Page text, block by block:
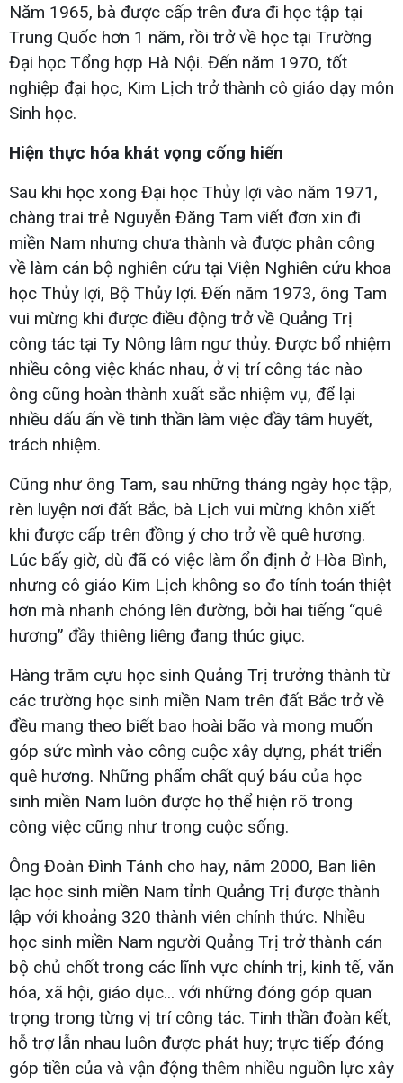
Năm 1965, bà được cấp trên đưa đi học tập tại
Trung Quốc hơn 1 năm, rồi trở về học tại Trường
Đại học Tổng hợp Hà Nội. Đến năm 1970, tốt
nghiệp đại học, Kim Lịch trở thành cô giáo dạy môn
Sinh học.
Hiện thực hóa khát vọng cống hiến
Sau khi học xong Đại học Thủy lợi vào năm 1971,
chàng trai trẻ Nguyễn Đăng Tam viết đơn xin đi
miền Nam nhưng chưa thành và được phân công
về làm cán bộ nghiên cứu tại Viện Nghiên cứu khoa
học Thủy lợi, Bộ Thủy lợi. Đến năm 1973, ông Tam
vui mừng khi được điều động trở về Quảng Trị
công tác tại Ty Nông lâm ngư thủy. Được bổ nhiệm
nhiều công việc khác nhau, ở vị trí công tác nào
ông cũng hoàn thành xuất sắc nhiệm vụ, để lại
nhiều dấu ấn về tinh thần làm việc đầy tâm huyết,
trách nhiệm.
Cũng như ông Tam, sau những tháng ngày học tập,
rèn luyện nơi đất Bắc, bà Lịch vui mừng khôn xiết
khi được cấp trên đồng ý cho trở về quê hương.
Lúc bấy giờ, dù đã có việc làm ổn định ở Hòa Bình,
nhưng cô giáo Kim Lịch không so đo tính toán thiệt
hơn mà nhanh chóng lên đường, bởi hai tiếng “quê
hương” đầy thiêng liêng đang thúc giục.
Hàng trăm cựu học sinh Quảng Trị trưởng thành từ
các trường học sinh miền Nam trên đất Bắc trở về
đều mang theo biết bao hoài bão và mong muốn
góp sức mình vào công cuộc xây dựng, phát triển
quê hương. Những phẩm chất quý báu của học
sinh miền Nam luôn được họ thể hiện rõ trong
công việc cũng như trong cuộc sống.
Ông Đoàn Đình Tánh cho hay, năm 2000, Ban liên
lạc học sinh miền Nam tỉnh Quảng Trị được thành
lập với khoảng 320 thành viên chính thức. Nhiều
học sinh miền Nam người Quảng Trị trở thành cán
bộ chủ chốt trong các lĩnh vực chính trị, kinh tế, văn
hóa, xã hội, giáo dục... với những đóng góp quan
trọng trong từng vị trí công tác. Tinh thần đoàn kết,
hỗ trợ lẫn nhau luôn được phát huy; trực tiếp đóng
góp tiền của và vận động thêm nhiều nguồn lực xây